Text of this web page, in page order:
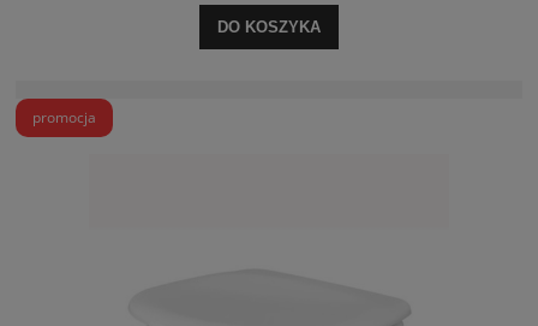
DO KOSZYKA
promocja